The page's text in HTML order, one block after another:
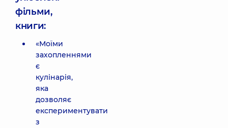
фільми,
книги:
«Моїми
захопленнями
є
кулінарія,
яка
дозволяє
експериментувати
з